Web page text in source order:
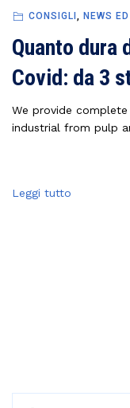
CONSIGLI NEWS
Quanto dura
Covid: da 3
We provide
industrial from pulp
Leggi tutto